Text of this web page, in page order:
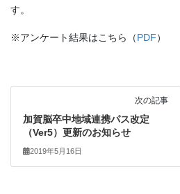
す。
※アンケート結果はこちら（PDF）
次の記事
加賀脳卒中地域連携パス改定
（Ver5）更新のお知らせ
2019年5月16日